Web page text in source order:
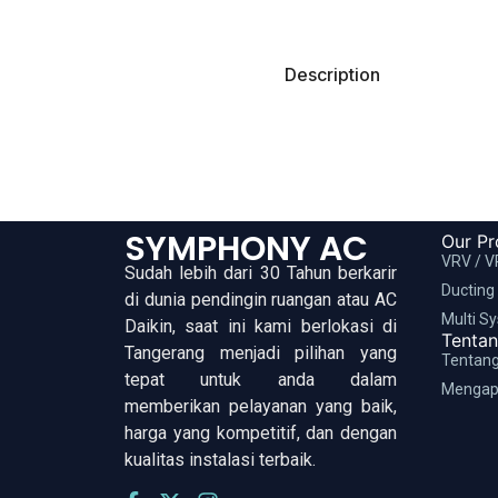
Description
SYMPHONY AC
Sudah lebih dari 30 Tahun berkarir
di dunia pendingin ruangan atau AC
Daikin, saat ini kami berlokasi di
Tangerang menjadi pilihan yang
tepat untuk anda dalam
memberikan pelayanan yang baik,
harga yang kompetitif, dan dengan
kualitas instalasi terbaik.
Our
VRV /
Multi